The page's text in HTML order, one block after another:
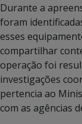
Durante a
foram
esses
compartilhar
operação foi
investigações
pertencia ao
com as agências